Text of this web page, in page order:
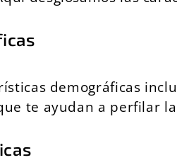
demográficas
te ayudan a perfilar